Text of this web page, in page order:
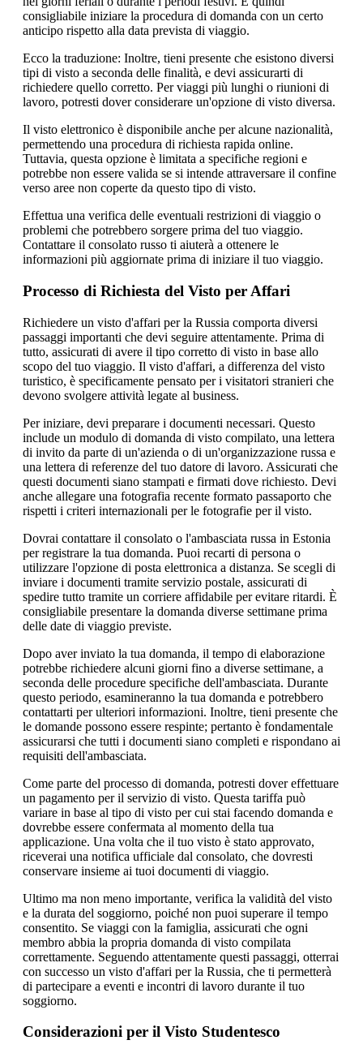
consigliabile iniziare la procedura di domanda con un certo
anticipo rispetto alla data prevista di viaggio.
Ecco la traduzione: Inoltre, tieni presente che esistono diversi
tipi di visto a seconda delle finalità, e devi assicurarti di
richiedere quello corretto. Per viaggi più lunghi o riunioni di
lavoro, potresti dover considerare un'opzione di visto diversa.
Il visto elettronico è disponibile anche per alcune nazionalità,
permettendo una procedura di richiesta rapida online.
Tuttavia, questa opzione è limitata a specifiche regioni e
potrebbe non essere valida se si intende attraversare il confine
verso aree non coperte da questo tipo di visto.
Effettua una verifica delle eventuali restrizioni di viaggio o
problemi che potrebbero sorgere prima del tuo viaggio.
Contattare il consolato russo ti aiuterà a ottenere le
informazioni più aggiornate prima di iniziare il tuo viaggio.
Processo di Richiesta del Visto per Affari
Richiedere un visto d'affari per la Russia comporta diversi
passaggi importanti che devi seguire attentamente. Prima di
tutto, assicurati di avere il tipo corretto di visto in base allo
scopo del tuo viaggio. Il visto d'affari, a differenza del visto
turistico, è specificamente pensato per i visitatori stranieri che
devono svolgere attività legate al business.
Per iniziare, devi preparare i documenti necessari. Questo
include un modulo di domanda di visto compilato, una lettera
di invito da parte di un'azienda o di un'organizzazione russa e
una lettera di referenze del tuo datore di lavoro. Assicurati che
questi documenti siano stampati e firmati dove richiesto. Devi
anche allegare una fotografia recente formato passaporto che
rispetti i criteri internazionali per le fotografie per il visto.
Dovrai contattare il consolato o l'ambasciata russa in Estonia
per registrare la tua domanda. Puoi recarti di persona o
utilizzare l'opzione di posta elettronica a distanza. Se scegli di
inviare i documenti tramite servizio postale, assicurati di
spedire tutto tramite un corriere affidabile per evitare ritardi. È
consigliabile presentare la domanda diverse settimane prima
delle date di viaggio previste.
Dopo aver inviato la tua domanda, il tempo di elaborazione
potrebbe richiedere alcuni giorni fino a diverse settimane, a
seconda delle procedure specifiche dell'ambasciata. Durante
questo periodo, esamineranno la tua domanda e potrebbero
contattarti per ulteriori informazioni. Inoltre, tieni presente che
le domande possono essere respinte; pertanto è fondamentale
assicurarsi che tutti i documenti siano completi e rispondano ai
requisiti dell'ambasciata.
Come parte del processo di domanda, potresti dover effettuare
un pagamento per il servizio di visto. Questa tariffa può
variare in base al tipo di visto per cui stai facendo domanda e
dovrebbe essere confermata al momento della tua
applicazione. Una volta che il tuo visto è stato approvato,
riceverai una notifica ufficiale dal consolato, che dovresti
conservare insieme ai tuoi documenti di viaggio.
Ultimo ma non meno importante, verifica la validità del visto
e la durata del soggiorno, poiché non puoi superare il tempo
consentito. Se viaggi con la famiglia, assicurati che ogni
membro abbia la propria domanda di visto compilata
correttamente. Seguendo attentamente questi passaggi, otterrai
con successo un visto d'affari per la Russia, che ti permetterà
di partecipare a eventi e incontri di lavoro durante il tuo
soggiorno.
Considerazioni per il Visto Studentesco